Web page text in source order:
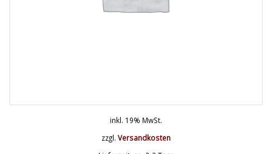
inkl. 19% MwSt.
zzgl. Versandkosten